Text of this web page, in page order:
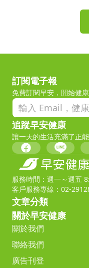
訂閱電子報
免費訂閱早安，開始健康
追蹤早安健康
讓一天的生活充滿了正
服務時間：週一～週五
客戶服務專線：02-
文章分類
關於早安健康
關於我們
聯絡我們
廣告刊登